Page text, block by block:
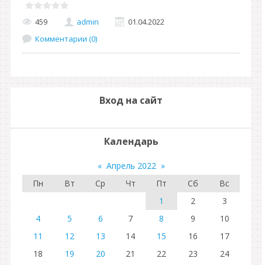
459 admin
01.04.2022
Комментарии (0)
Вход на сайт
Календарь
« Апрель 2022 »
Пн
Вт Ср Чт Пт Сб
Вс
1
2
3
4
5 6 7 8 9
10
11
12 13 14 15 16
17
18
19 20 21 22 23
24